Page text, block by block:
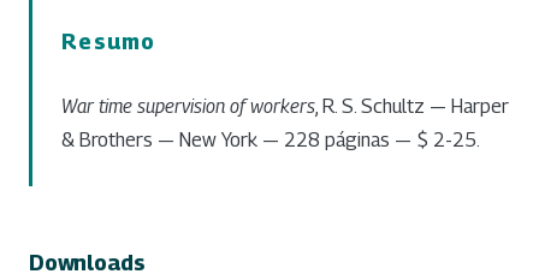
Resumo
War time supervision of workers , R. S. Schultz — Harper
& Brothers — New York — 228 páginas — $ 2-25.
Downloads